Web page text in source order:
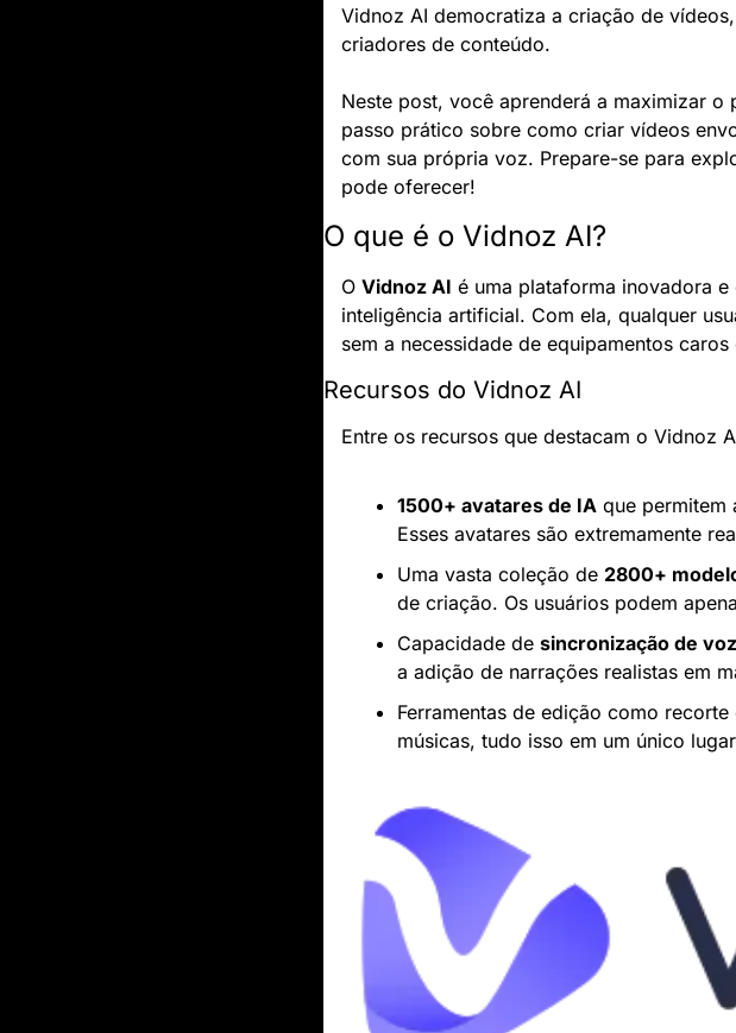
Vidnoz AI democratiza a criação de
criadores de conteúdo.
Neste post, você aprenderá a maximizar o
passo prático sobre como criar vídeos
com sua própria voz. Prepare-se para
pode oferecer!
O que é o Vidnoz AI?
O Vidnoz AI é uma plataforma inovadora
inteligência artificial. Com ela, qualquer
sem a necessidade de equipamentos
Recursos do Vidnoz AI
Entre os recursos que destacam o Vidnoz
1500+ avatares de IA que permitem
Esses avatares são extremamente
Uma vasta coleção de 2800+
de criação. Os usuários podem
Capacidade de sincronização de
a adição de narrações realistas em
Ferramentas de edição como
músicas, tudo isso em um único